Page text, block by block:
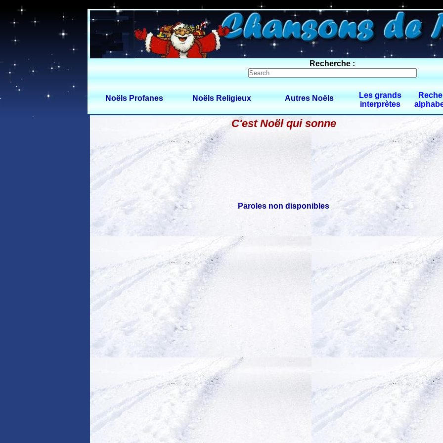
0 $limitbot 1 $limittot 2
Recherche :
Noëls Profanes Noëls Religieux Autres Noëls
Les grands
interprètes
C'est Noël qui sonne
Paroles non disponibles